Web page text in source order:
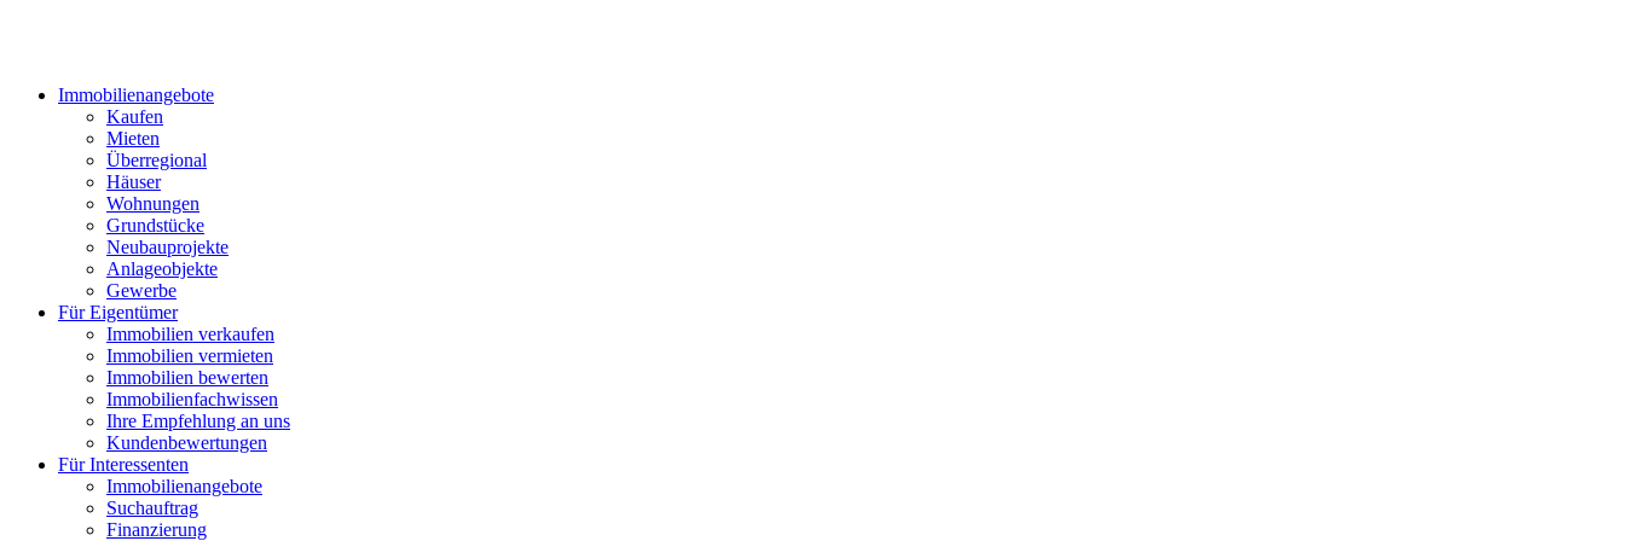
Immobilienangebote
Kaufen
Mieten
Überregional
Häuser
Wohnungen
Grundstücke
Neubauprojekte
Anlageobjekte
Gewerbe
Für Eigentümer
Immobilien verkaufen
Immobilien vermieten
Immobilien bewerten
Immobilienfachwissen
Ihre Empfehlung an uns
Kundenbewertungen
Für Interessenten
Immobilienangebote
Suchauftrag
Finanzierung